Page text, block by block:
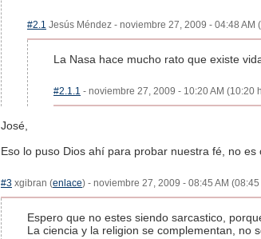
#2.1 Jesús Méndez - noviembre 27, 2009 - 04:48 AM
La Nasa hace mucho rato que existe
#2.1.1 - noviembre 27, 2009 - 10:20 AM (10:20
José,
Eso lo puso Dios ahí para probar nuestra fé, no es
#3 xgibran (enlace) - noviembre 27, 2009 - 08:45 AM
Espero que no estes siendo sarcastico,
La ciencia y la religion se complementan, no